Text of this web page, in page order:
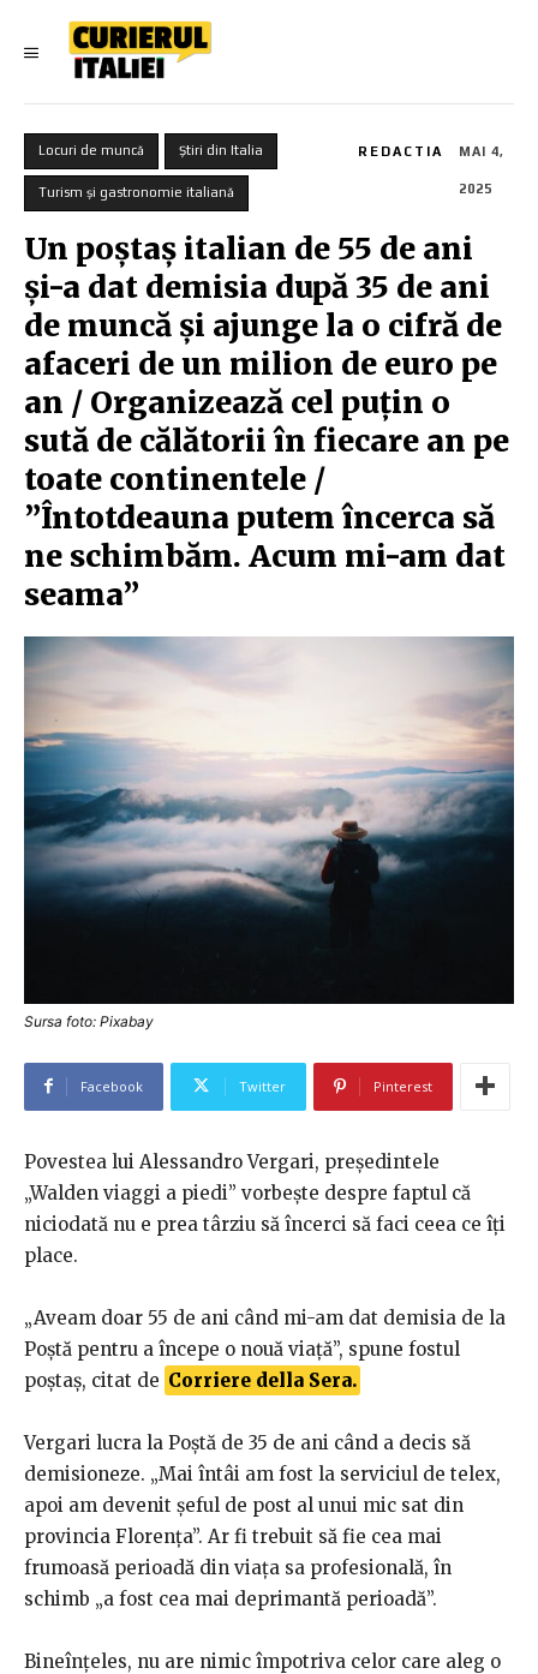
Locuri de muncă Știri din Italia
Turism și gastronomie italiană
REDACTIA MAI 4,
2025
Un poștaș italian de 55 de ani
și-a dat demisia după 35 de ani
de muncă și ajunge la o cifră de
afaceri de un milion de euro pe
an / Organizează cel puțin o
sută de călătorii în fiecare an pe
toate continentele /
”Întotdeauna putem încerca să
ne schimbăm. Acum mi-am dat
seama”
Sursa foto: Pixabay
Facebook Twitter Pinterest
Povestea lui Alessandro Vergari, președintele
„Walden viaggi a piedi” vorbește despre faptul că
niciodată nu e prea târziu să încerci să faci ceea ce îți
place.
„Aveam doar 55 de ani când mi-am dat demisia de la
Poștă pentru a începe o nouă viață”, spune fostul
poștaș, citat de Corriere della Sera.
Vergari lucra la Poștă de 35 de ani când a decis să
demisioneze. „Mai întâi am fost la serviciul de telex,
apoi am devenit șeful de post al unui mic sat din
provincia Florența”. Ar fi trebuit să fie cea mai
frumoasă perioadă din viața sa profesională, în
schimb „a fost cea mai deprimantă perioadă”.
Bineînțeles, nu are nimic împotriva celor care aleg o